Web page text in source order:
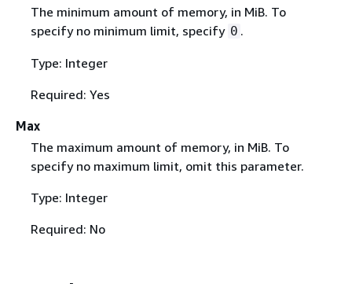
The minimum amount of memory, in MiB. To
specify no minimum limit, specify 0 .
Type: Integer
Required: Yes
Max
The maximum amount of memory, in MiB. To
specify no maximum limit, omit this parameter.
Type: Integer
Required: No